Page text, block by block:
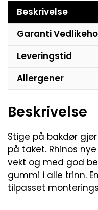
Beskrivelse
Garanti
Leveringstid
Allergener
Beskrivelse
Stige på bakdør
på taket. Rhinos
vekt og med god
gummi i alle trinn.
tilpasset